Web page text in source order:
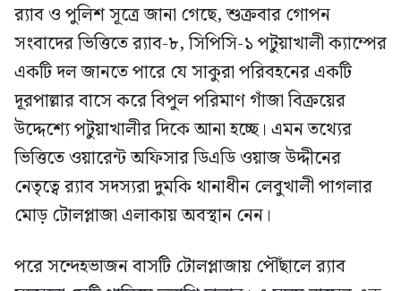
র‍্যাব ও পুলিশ সূত্রে জানা গেছে, শুক্রবার গোপন
সংবাদের ভিত্তিতে র‍্যাব-৮, সিপিসি-১ পটুয়াখালী ক্যাম্পের
একটি দল জানতে পারে যে সাকুরা পরিবহনের একটি
দূরপাল্লার বাসে করে বিপুল পরিমাণ গাঁজা বিক্রয়ের
উদ্দেশ্যে পটুয়াখালীর দিকে আনা হচ্ছে। এমন তথ্যের
ভিত্তিতে ওয়ারেন্ট অফিসার ডিএডি ওয়াজ উদ্দীনের
নেতৃত্বে র‍্যাব সদস্যরা দুমকি থানাধীন লেবুখালী পাগলার
মোড় টোলপ্লাজা এলাকায় অবস্থান নেন।
পরে সন্দেহভাজন বাসটি টোলপ্লাজায় পৌঁছালে র‍্যাব